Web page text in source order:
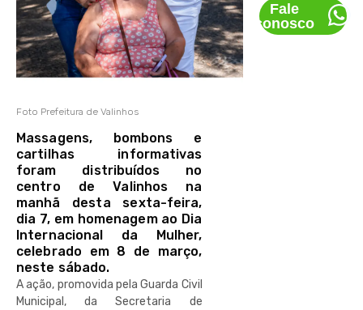
Foto Prefeitura de Valinhos
Massagens, bombons e
cartilhas informativas
foram distribuídos no
centro de Valinhos na
manhã desta sexta-feira,
dia 7, em homenagem ao Dia
Internacional da Mulher,
celebrado em 8 de março,
neste sábado.
A ação, promovida pela Guarda Civil
Municipal, da Secretaria de
Fale
conosco